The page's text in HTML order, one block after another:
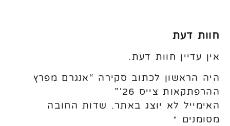
חוות דעת
אין עדיין חוות דעת.
היה הראשון לכתוב סקירה “אנגרם מפרץ
ההרפתקאות צייס 26'”
האימייל לא יוצג באתר. שדות החובה
מסומנים *